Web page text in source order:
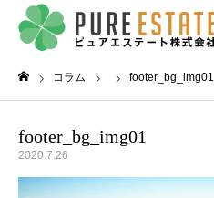
コラム footer_bg_img01
footer_bg_img01
2020.7.26